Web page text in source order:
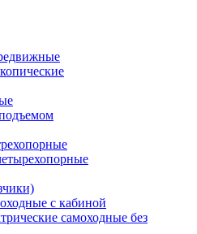
с кабиной
самоходные без